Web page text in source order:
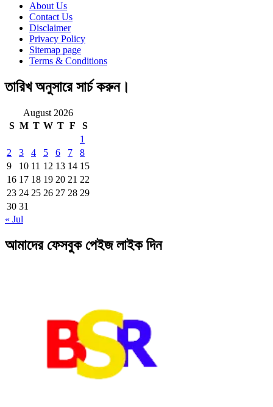
About Us
Contact Us
Disclaimer
Privacy Policy
Sitemap page
Terms & Conditions
তারিখ অনুসারে সার্চ করুন।
August 2026
S M T W T F
S
1
2
3 4 5 6 7
8
9
10 11 12 13 14 15
16 17 18 19 20 21 22
23 24 25 26 27 28 29
30 31
« Jul
আমাদের ফেসবুক পেইজ লাইক দিন